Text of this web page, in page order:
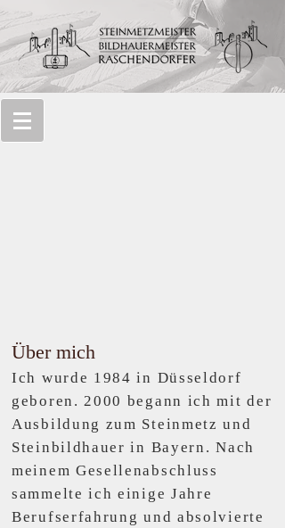
Über mich
Ich wurde 1984 in Düsseldorf
geboren. 2000 begann ich mit der
Ausbildung zum Steinmetz und
Steinbildhauer in Bayern. Nach
meinem Gesellenabschluss
sammelte ich einige Jahre
Berufserfahrung und absolvierte